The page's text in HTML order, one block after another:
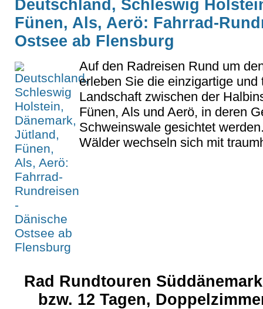
Deutschland, Schleswig
Fünen, Als, Aerö: Fahrrad-
Ostsee ab Flensburg
Auf den Radreisen Rund um
erleben Sie die einzigartige und
Landschaft zwischen der
Fünen, Als und Aerö, in deren
Schweinswale gesichtet
Wälder wechseln sich mit
Rad Rundtouren
bzw. 12 Tagen,